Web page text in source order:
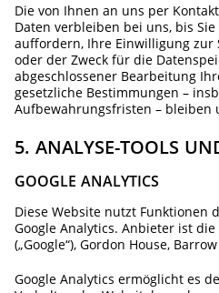
Die von Ihnen an uns per
Daten verbleiben bei uns, bis
auffordern, Ihre Einwilligung zur
oder der Zweck für die
abgeschlossener Bearbeitung
gesetzliche Bestimmungen –
Aufbewahrungsfristen – bleiben
5. ANALYSE-TOOLS
GOOGLE ANALYTICS
Diese Website nutzt Funktionen
Google Analytics. Anbieter ist
(„Google“), Gordon House,
Google Analytics ermöglicht es